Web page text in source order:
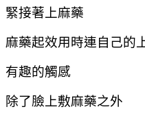
緊接著上麻藥
麻藥起效用時連自己的
有趣的觸感
除了臉上敷麻藥之外